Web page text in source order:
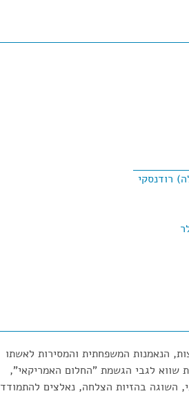
רודנסקי
הנאמנות המשפחתית והמסירות לאשתו
אשליות שווא לגבי הגשמת "החלום האמריקאי",
השוגה בהזיות הצלחה, נאלצים להתמודד